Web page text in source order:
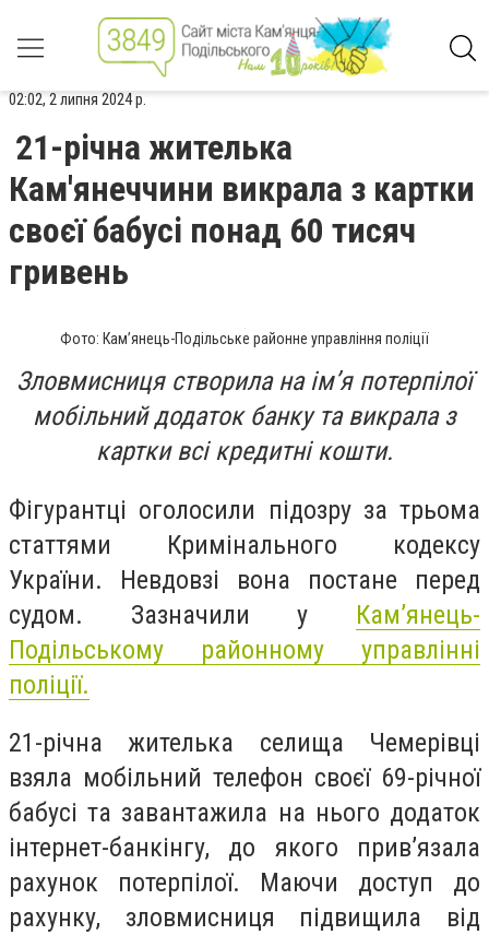
02:02, 2 липня 2024 р.
21-річна жителька
Кам'янеччини викрала з картки
своєї бабусі понад 60 тисяч
гривень
Фото: Кам’янець-Подільське районне управління поліції
Зловмисниця створила на ім’я потерпілої
мобільний додаток банку та викрала з
картки всі кредитні кошти.
Фігурантці оголосили підозру за трьома
статтями Кримінального кодексу
України. Невдовзі вона постане перед
судом. Зазначили у Кам’янець-
Подільському районному управлінні
поліції.
21-річна жителька селища Чемерівці
взяла мобільний телефон своєї 69-річної
бабусі та завантажила на нього додаток
інтернет-банкінгу, до якого прив’язала
рахунок потерпілої. Маючи доступ до
рахунку, зловмисниця підвищила від